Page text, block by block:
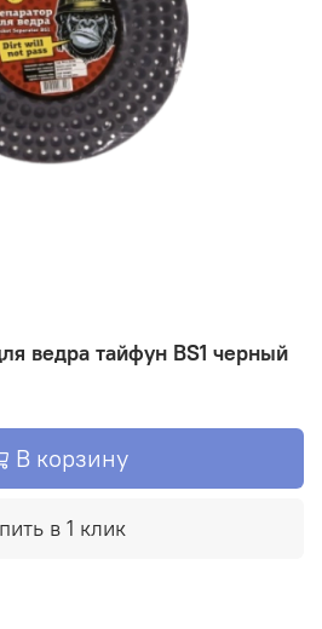
ведра тайфун BS1 черный
В корзину
в 1 клик